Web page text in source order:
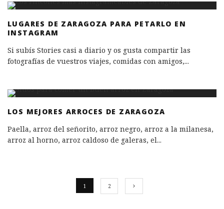
LUGARES DE ZARAGOZA PARA PETARLO EN
INSTAGRAM
Si subís Stories casi a diario y os gusta compartir las
fotografías de vuestros viajes, comidas con amigos,...
LOS MEJORES ARROCES DE ZARAGOZA
Paella, arroz del señorito, arroz negro, arroz a la milanesa,
arroz al horno, arroz caldoso de galeras, el...
1 2